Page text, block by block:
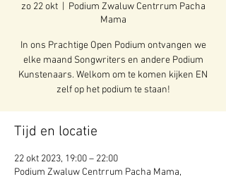
zo 22 okt
  |
Podium Zwaluw Centrrum Pacha
Mama
In ons Prachtige Open Podium ontvangen we
elke maand Songwriters en andere Podium
Kunstenaars. Welkom om te komen kijken EN
zelf op het podium te staan!
Tijd en locatie
22 okt 2023, 19:00 – 22:00
Podium Zwaluw Centrrum Pacha Mama,